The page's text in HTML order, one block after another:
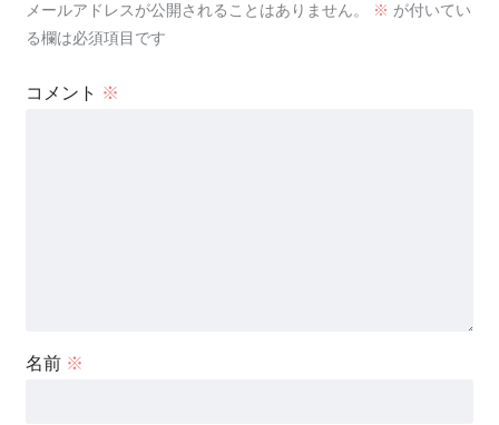
メールアドレスが公開されることはありません。 ※ が付いてい
る欄は必須項目です
コメント ※
名前 ※